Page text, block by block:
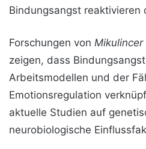
Bindungsangst reaktivieren
Forschungen von Mikulincer
zeigen, dass
Arbeitsmodellen und der
Emotionsregulation
aktuelle Studien auf
neurobiologische